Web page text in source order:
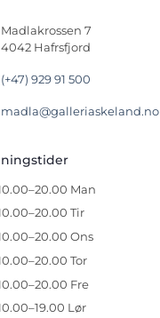
Madlakrossen 7
4042 Hafrsfjord
(+47) 929 91 500
madla@galleriaskeland.no
Man
Tir
Ons
Tor
Fre
Lør